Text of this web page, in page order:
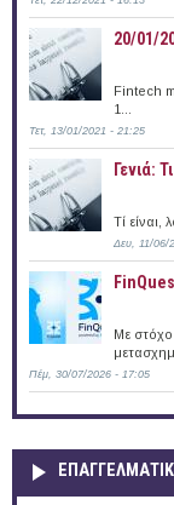
20/01/
Fintech
1...
Τετ, 13/01/2021 - 21:25
Γενιά:
Τί είναι,
Δευ, 11/06/
Με
Πέμ, 30/07/2026 - 17:05